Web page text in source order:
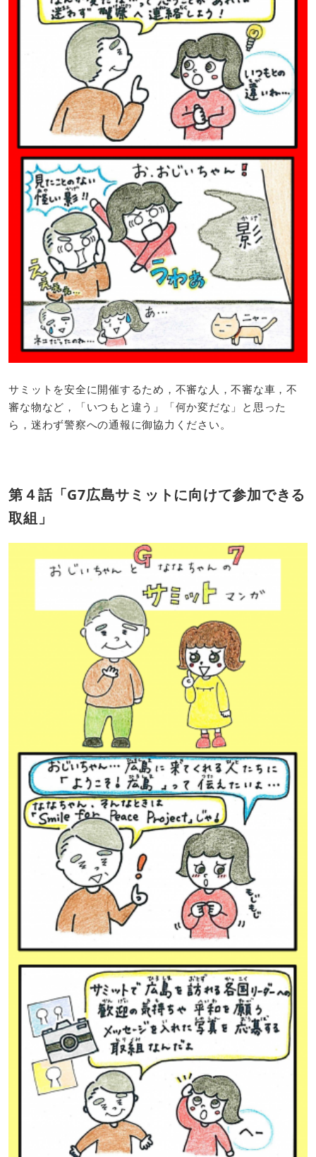
サミットを安全に開催するため，不審な人，不審な車，不
審な物など，「いつもと違う」「何か変だな」と思った
ら，迷わず警察への通報に御協力ください。
第４話「G7広島サミットに向けて参加できる
取組」